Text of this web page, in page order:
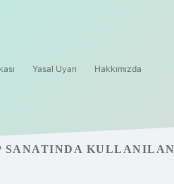
Yasal Uyarı Hakkımızda
SANATINDA